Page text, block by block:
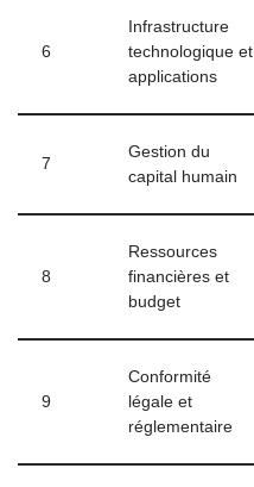
6
Infrastructure
technologique et
applications
7
Gestion du
capital humain
8
Ressources
financières et
budget
9
Conformité
légale et
réglementaire